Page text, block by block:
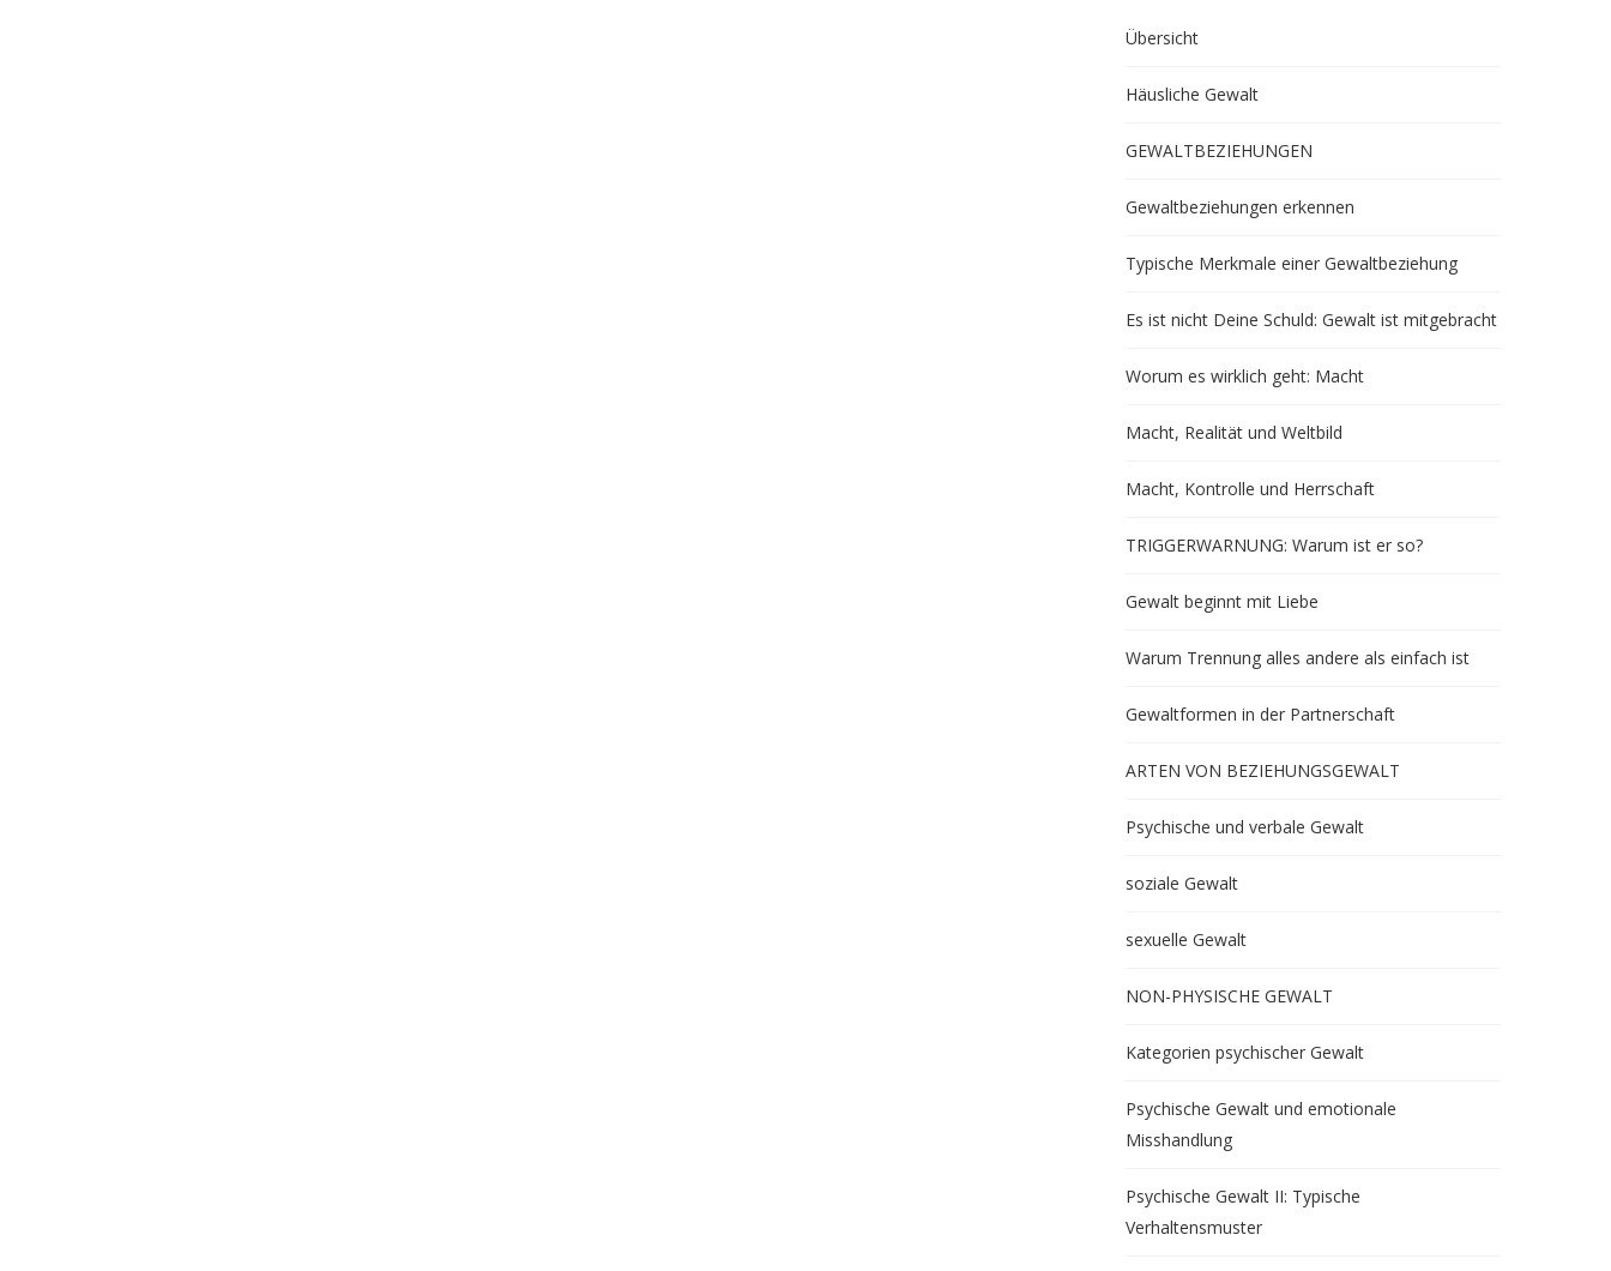
Übersicht
Häusliche Gewalt
GEWALTBEZIEHUNGEN
Gewaltbeziehungen erkennen
Typische Merkmale einer Gewaltbeziehung
Es ist nicht Deine Schuld: Gewalt ist mitgebracht
Worum es wirklich geht: Macht
Macht, Realität und Weltbild
Macht, Kontrolle und Herrschaft
TRIGGERWARNUNG: Warum ist er so?
Gewalt beginnt mit Liebe
Warum Trennung alles andere als einfach ist
Gewaltformen in der Partnerschaft
ARTEN VON BEZIEHUNGSGEWALT
Psychische und verbale Gewalt
soziale Gewalt
sexuelle Gewalt
NON-PHYSISCHE GEWALT
Kategorien psychischer Gewalt
Psychische Gewalt und emotionale
Misshandlung
Psychische Gewalt II: Typische
Verhaltensmuster